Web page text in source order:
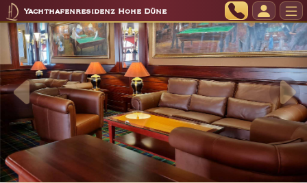
Yachthafenresidenz Hohe Düne